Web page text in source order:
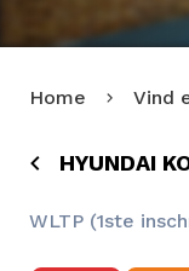
Home Vind
HYUNDAI
WLTP (1ste